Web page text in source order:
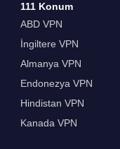
111 Konum
ABD VPN
İngiltere VPN
Almanya VPN
Endonezya VPN
Hindistan VPN
Kanada VPN